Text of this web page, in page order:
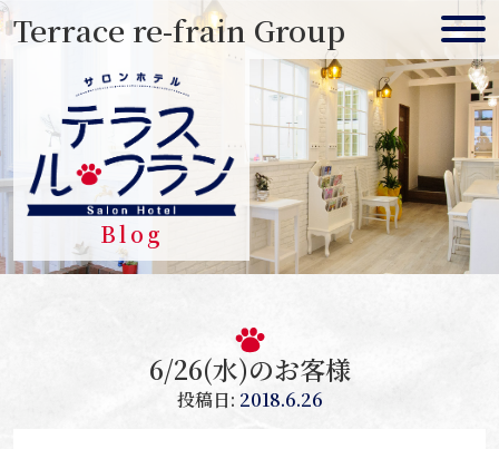
Skip
content
Terrace re-frain Group
Blog
6/26(水)のお客様
投稿日: 2018.6.26